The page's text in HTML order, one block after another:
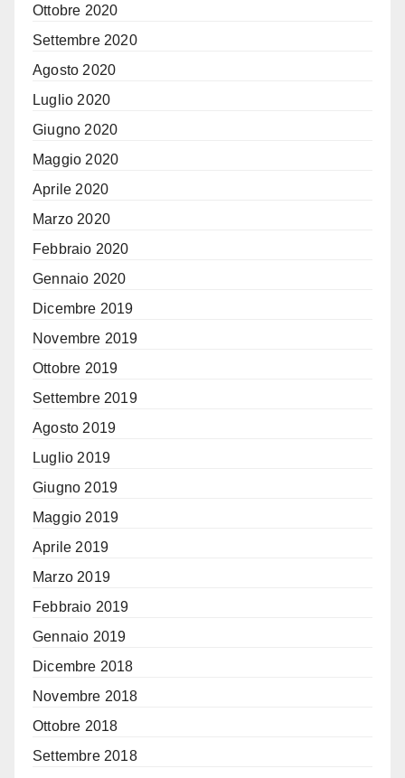
Ottobre 2020
Settembre 2020
Agosto 2020
Luglio 2020
Giugno 2020
Maggio 2020
Aprile 2020
Marzo 2020
Febbraio 2020
Gennaio 2020
Dicembre 2019
Novembre 2019
Ottobre 2019
Settembre 2019
Agosto 2019
Luglio 2019
Giugno 2019
Maggio 2019
Aprile 2019
Marzo 2019
Febbraio 2019
Gennaio 2019
Dicembre 2018
Novembre 2018
Ottobre 2018
Settembre 2018